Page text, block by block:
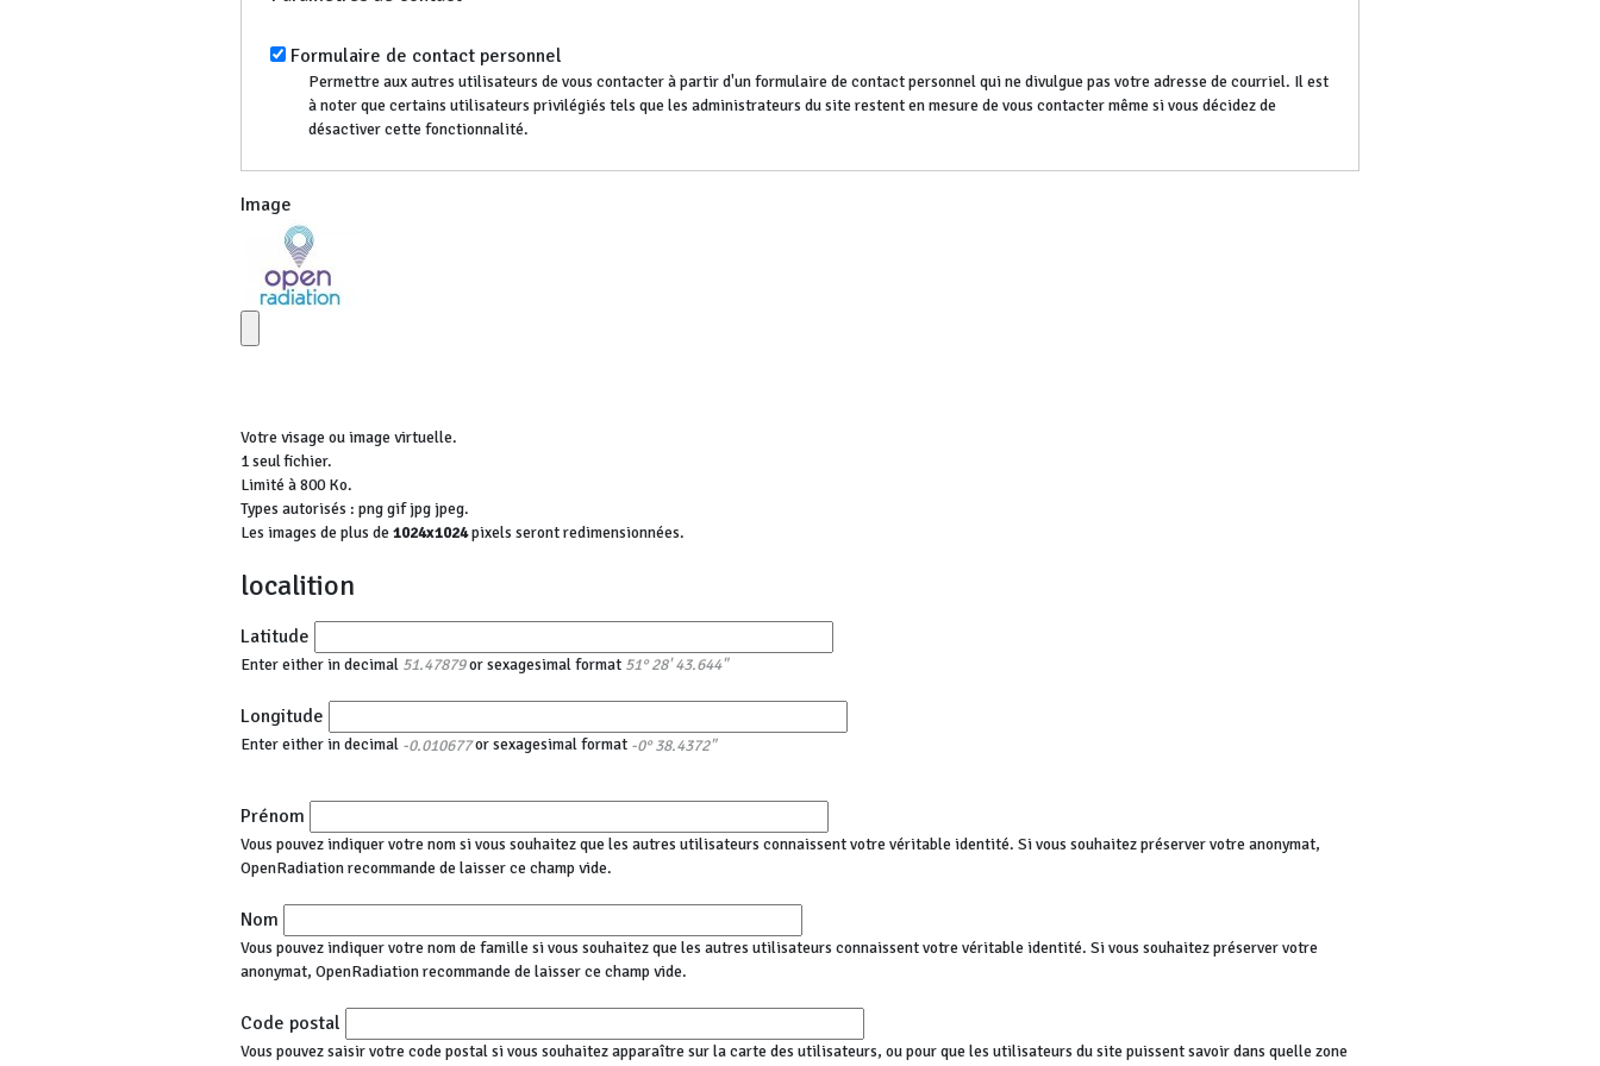
Formulaire de contact personnel
Permettre aux autres utilisateurs de vous contacter à partir d'un formulaire de contact personnel qui ne divulgue pas votre adresse de courriel. Il est
à noter que certains utilisateurs privilégiés tels que les administrateurs du site restent en mesure de vous contacter même si vous décidez de
désactiver cette fonctionnalité.
Image
Votre visage ou image virtuelle.
1 seul fichier.
Limité à 800 Ko.
Types autorisés : png gif jpg jpeg.
Les images de plus de 1024x1024pixels seront redimensionnées.
localition
Latitude
Enter either in decimal 51.47879or sexagesimal format 51° 28' 43.644"
Longitude
Enter either in decimal -0.010677or sexagesimal format -0° 38.4372"
Prénom
Vous pouvez indiquer votre nom si vous souhaitez que les autres utilisateurs connaissent votre véritable identité. Si vous souhaitez préserver votre anonymat,
OpenRadiation recommande de laisser ce champ vide.
Nom
Vous pouvez indiquer votre nom de famille si vous souhaitez que les autres utilisateurs connaissent votre véritable identité. Si vous souhaitez préserver votre
anonymat, OpenRadiation recommande de laisser ce champ vide.
Code postal
Vous pouvez saisir votre code postal si vous souhaitez apparaître sur la carte des utilisateurs, ou pour que les utilisateurs du site puissent savoir dans quelle zone